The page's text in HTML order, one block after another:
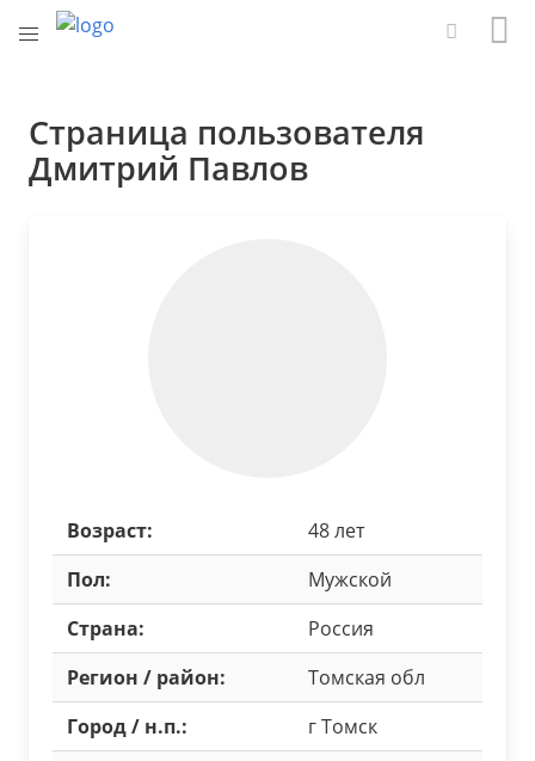
Страница пользователя
Дмитрий Павлов
Возраст:
48 лет
Пол:
Мужской
Страна:
Россия
Регион / район:
Томская обл
Город / н.п.:
г Томск